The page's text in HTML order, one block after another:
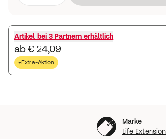
Artikel bei 3 Partnern erhältlich
ab € 24,09
+Extra-Aktion
Marke
Life Extension